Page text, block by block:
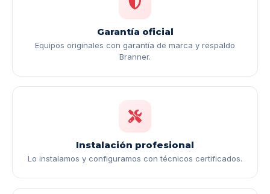
Garantía oficial
Equipos originales con garantía de marca y respaldo
Branner.
Instalación profesional
Lo instalamos y configuramos con técnicos certificados.